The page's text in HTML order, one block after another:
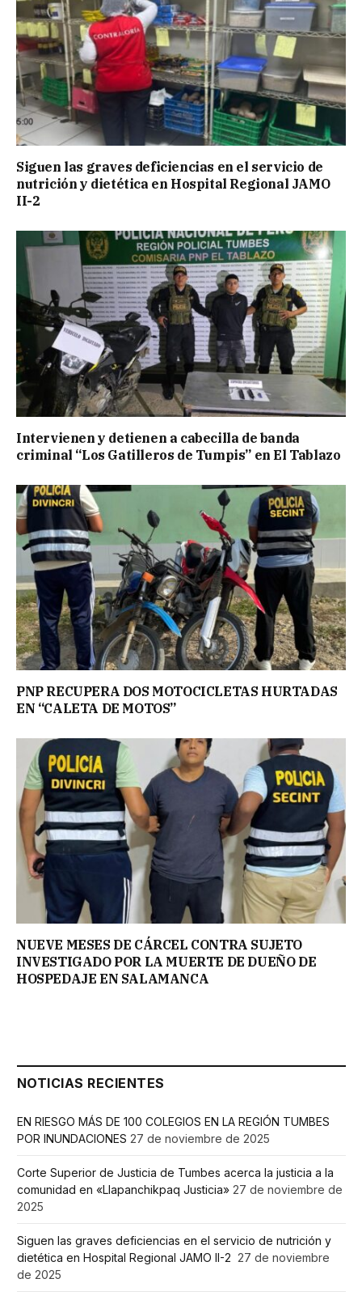
Siguen las graves deficiencias en el servicio de
nutrición y dietética en Hospital Regional JAMO
II-2
Intervienen y detienen a cabecilla de banda
criminal “Los Gatilleros de Tumpis” en El Tablazo
PNP RECUPERA DOS MOTOCICLETAS HURTADAS
EN “CALETA DE MOTOS”
NUEVE MESES DE CÁRCEL CONTRA SUJETO
INVESTIGADO POR LA MUERTE DE DUEÑO DE
HOSPEDAJE EN SALAMANCA
NOTICIAS RECIENTES
EN RIESGO MÁS DE 100 COLEGIOS EN LA REGIÓN TUMBES
POR INUNDACIONES 27 de noviembre de 2025
Corte Superior de Justicia de Tumbes acerca la justicia a la
comunidad en «Llapanchikpaq Justicia» 27 de noviembre de
2025
Siguen las graves deficiencias en el servicio de nutrición y
dietética en Hospital Regional JAMO II-2 27 de noviembre
de 2025